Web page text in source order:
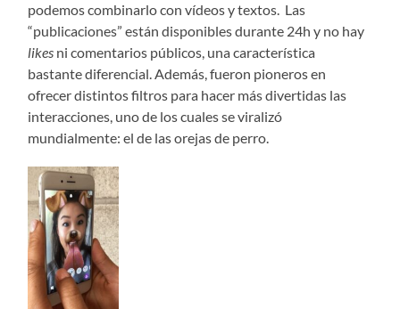
podemos combinarlo con vídeos y textos. Las
“publicaciones” están disponibles durante 24h y no hay
likes ni comentarios públicos, una característica
bastante diferencial. Además, fueron pioneros en
ofrecer distintos filtros para hacer más divertidas las
interacciones, uno de los cuales se viralizó
mundialmente: el de las orejas de perro.